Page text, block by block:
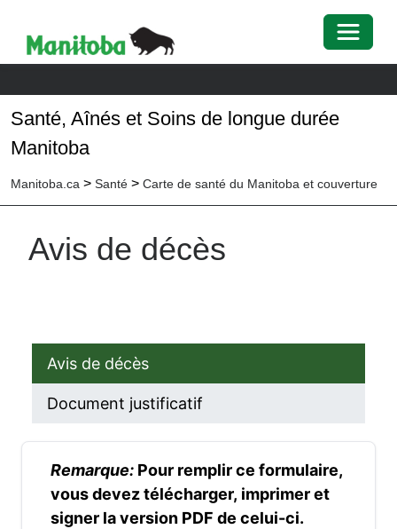
Santé, Aînés et Soins de longue durée
Manitoba
Manitoba.ca > Santé > Carte de santé du Manitoba et couverture
Avis de décès
Avis de décès
Document justificatif
Remarque: Pour remplir ce formulaire,
vous devez télécharger, imprimer et
signer la version PDF de celui-ci.